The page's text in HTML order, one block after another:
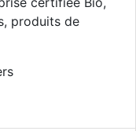
produits de